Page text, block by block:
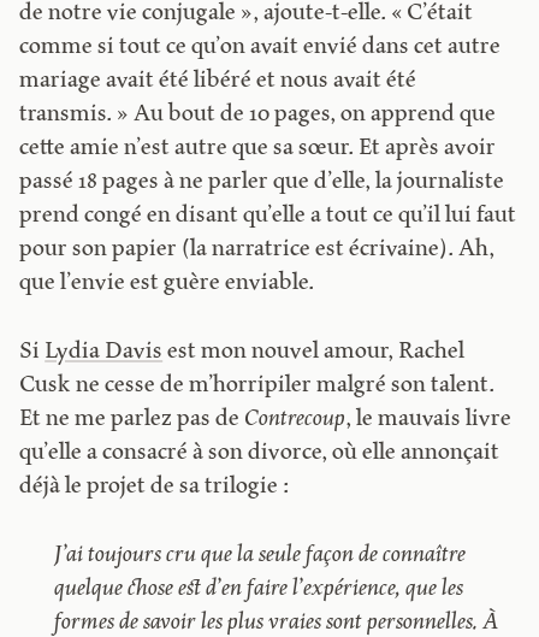
de notre vie conjugale », ajoute-t-elle. « C’était
comme si tout ce qu’on avait envié dans cet autre
mariage avait été libéré et nous avait été
transmis. » Au bout de 10 pages, on apprend que
cette amie n’est autre que sa sœur. Et après avoir
passé 18 pages à ne parler que d’elle, la journaliste
prend congé en disant qu’elle a tout ce qu’il lui faut
pour son papier (la narratrice est écrivaine). Ah,
que l’envie est guère enviable.
Si Lydia Davis est mon nouvel amour, Rachel
Cusk ne cesse de m’horripiler malgré son talent.
Et ne me parlez pas de Contrecoup, le mauvais livre
qu’elle a consacré à son divorce, où elle annonçait
déjà le projet de sa trilogie :
J’ai toujours cru que la seule façon de connaître
quelque chose est d’en faire l’expérience, que les
formes de savoir les plus vraies sont personnelles. À